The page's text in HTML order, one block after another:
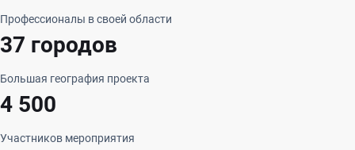
Профессионалы в своей области
37 городов
Большая география проекта
4 500
Участников мероприятия